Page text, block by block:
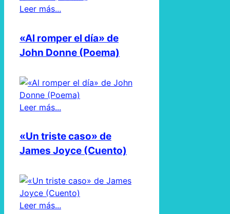
Leer más...
«Al romper el día» de
John Donne (Poema)
Leer más...
«Un triste caso» de
James Joyce (Cuento)
Leer más...